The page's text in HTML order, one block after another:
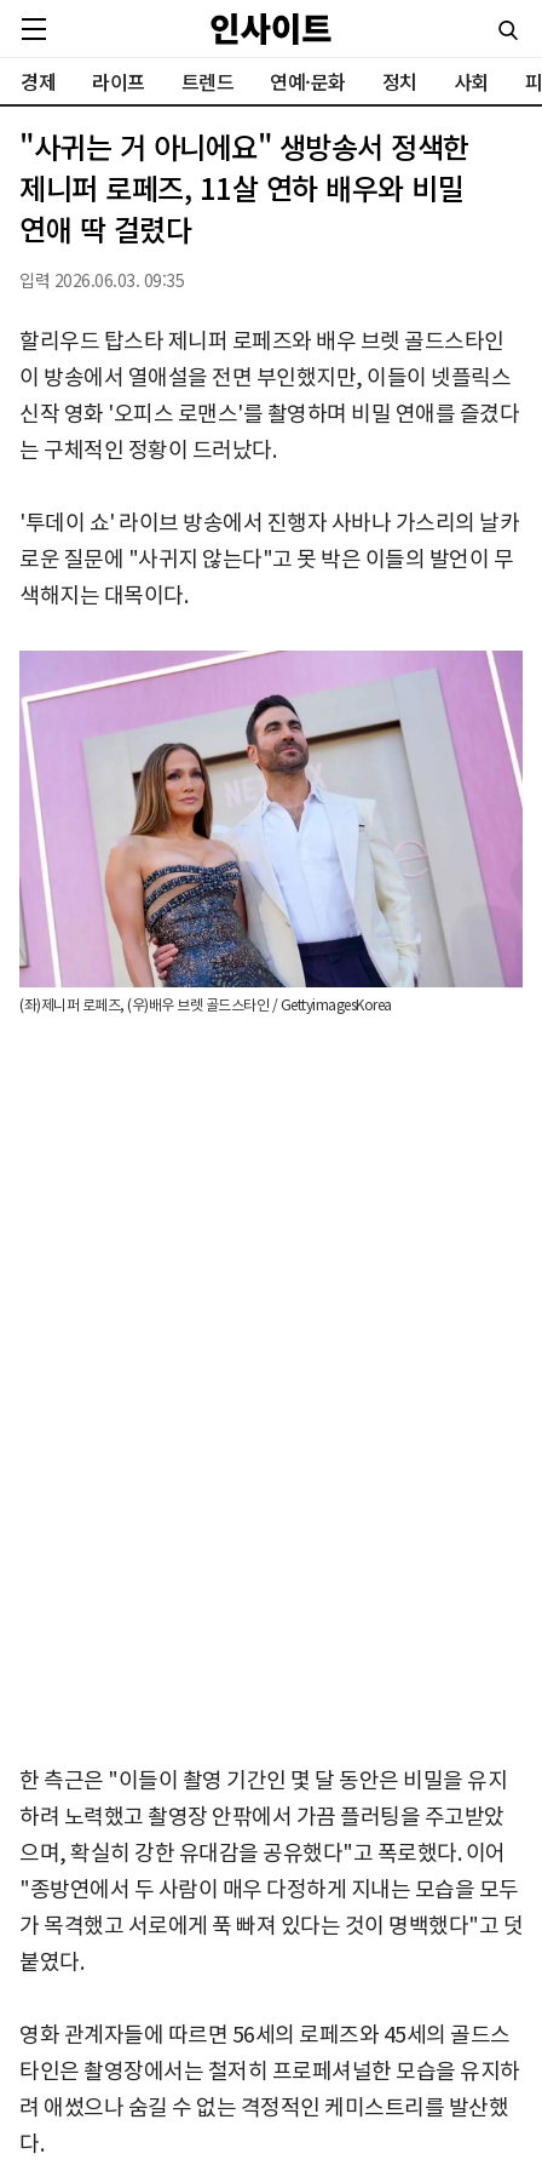
경제 라이프 트렌드 연예·문화 정치 사회
"사귀는 거 아니에요" 생방송서 정색한
제니퍼 로페즈, 11살 연하 배우와 비밀
연애 딱 걸렸다
입력 2026.06.03. 09:35
할리우드 탑스타 제니퍼 로페즈와 배우 브렛 골드스타인
이 방송에서 열애설을 전면 부인했지만, 이들이 넷플릭스
신작 영화 '오피스 로맨스'를 촬영하며 비밀 연애를 즐겼다
는 구체적인 정황이 드러났다.
'투데이 쇼' 라이브 방송에서 진행자 사바나 가스리의 날카
로운 질문에 "사귀지 않는다"고 못 박은 이들의 발언이 무
색해지는 대목이다.
(좌)제니퍼 로페즈, (우)배우 브렛 골드스타인 / GettyimagesKorea
한 측근은 "이들이 촬영 기간인 몇 달 동안은 비밀을 유지
하려 노력했고 촬영장 안팎에서 가끔 플러팅을 주고받았
으며, 확실히 강한 유대감을 공유했다"고 폭로했다. 이어
"종방연에서 두 사람이 매우 다정하게 지내는 모습을 모두
가 목격했고 서로에게 푹 빠져 있다는 것이 명백했다"고 덧
붙였다.
영화 관계자들에 따르면 56세의 로페즈와 45세의 골드스
타인은 촬영장에서는 철저히 프로페셔널한 모습을 유지하
려 애썼으나 숨길 수 없는 격정적인 케미스트리를 발산했
다.